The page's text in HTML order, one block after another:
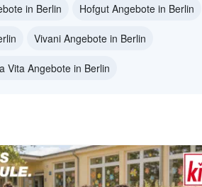
in Berlin Hofgut Angebote in Berlin
Vivani Angebote in Berlin
Vita Angebote in Berlin